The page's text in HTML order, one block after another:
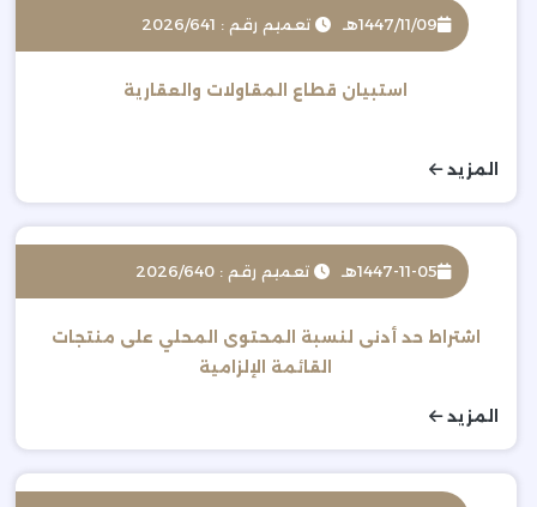
1447/11/09هـ تعميم رقم : 2026/641
استبيان قطاع المقاولات والعقارية
المزيد
1447-11-05هـ تعميم رقم : 2026/640
اشتراط حد أدنى لنسبة المحتوى المحلي على منتجات
القائمة الإلزامية
المزيد